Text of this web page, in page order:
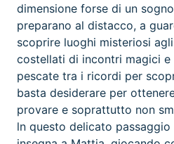
dimensione forse di un
preparano al distacco, a
scoprire luoghi misteriosi
costellati di incontri magici
pescate tra i ricordi per
basta desiderare per
provare e soprattutto non
ln questo delicato